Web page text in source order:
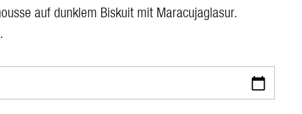
auf dunklem Biskuit mit Maracujaglasur.